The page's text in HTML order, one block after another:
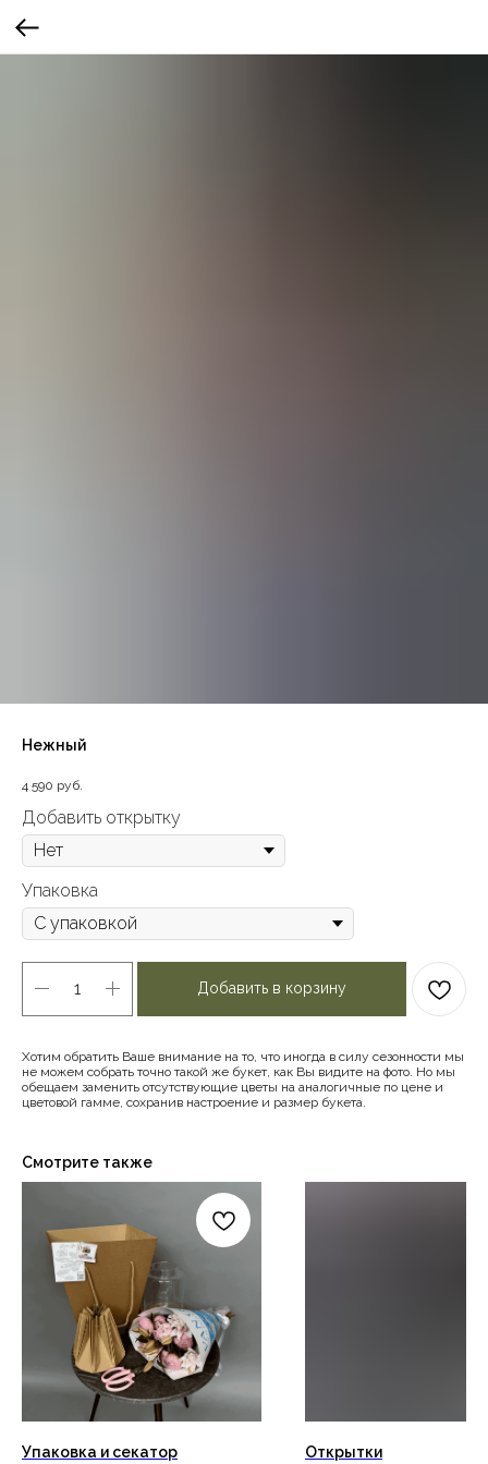
Нежный
4 590 руб.
Добавить открытку
Упаковка
Добавить в корзину
Хотим обратить Ваше внимание на то, что иногда в силу сезонности мы
не можем собрать точно такой же букет, как Вы видите на фото. Но мы
обещаем заменить отсутствующие цветы на аналогичные по цене и
цветовой гамме, сохранив настроение и размер букета.
Смотрите также
Упаковка и секатор Открытки